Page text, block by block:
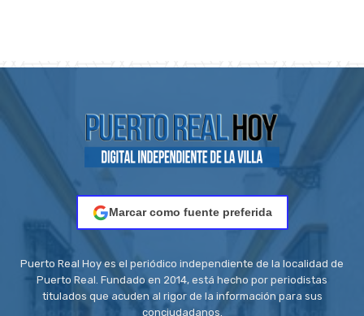
Marcar como fuente preferida
Puerto Real Hoy es el periódico independiente de la localidad de
Puerto Real. Fundado en 2014, está hecho por periodistas
titulados que acuden al rigor de la información para sus
conciudadanos.